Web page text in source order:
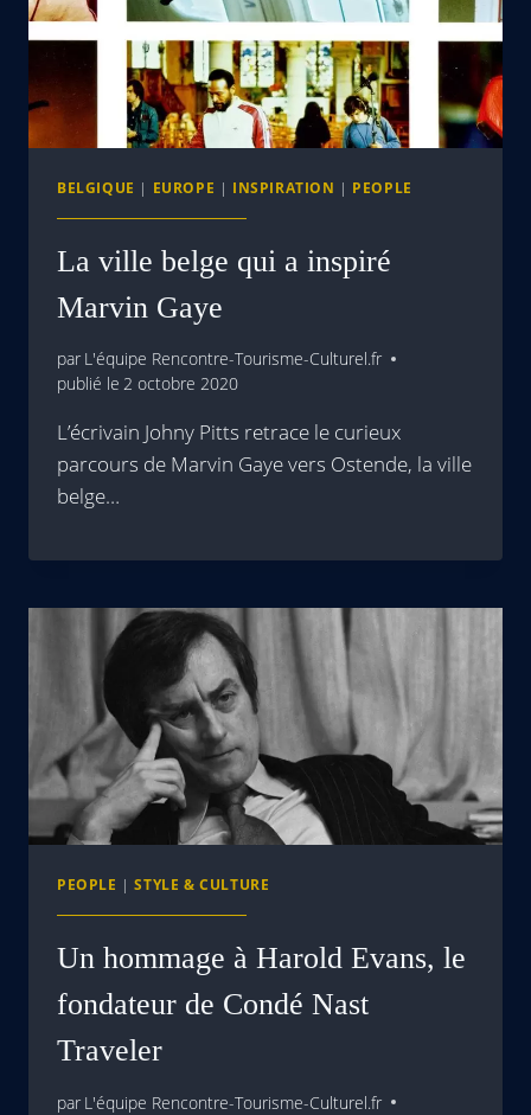
BELGIQUE | EUROPE | INSPIRATION | PEOPLE
La ville belge qui a inspiré
Marvin Gaye
par L'équipe Rencontre-Tourisme-Culturel.fr
publié le 2 octobre 2020
L’écrivain Johny Pitts retrace le curieux
parcours de Marvin Gaye vers Ostende, la ville
belge…
PEOPLE |STYLE & CULTURE
Un hommage à Harold Evans, le
fondateur de Condé Nast
Traveler
par L'équipe Rencontre-Tourisme-Culturel.fr